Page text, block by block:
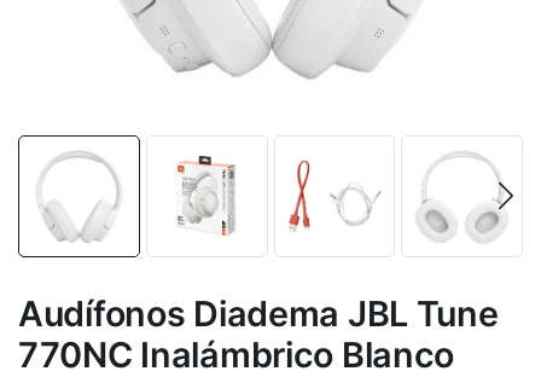
Audífonos Diadema JBL Tune
770NC Inalámbrico Blanco